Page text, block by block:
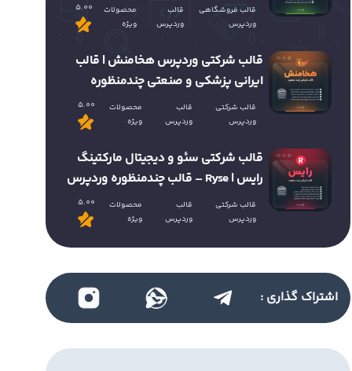
قالب فروشگاهی
وردپرس
قالب
وردپرس
محصولات
ویژه
5.00
قالب شرکتی وردپرس هخامنش | قالب
ایرانی پزشکی و صنعتی چندمنظوره
قالب شرکتی
وردپرس
قالب
وردپرس
محصولات
ویژه
5.00
قالب شرکتی سئو و دیجیتال مارکتینگ
رایس | Ryse – قالب چندمنظوره وردپرس
قالب شرکتی
وردپرس
قالب
وردپرس
محصولات
ویژه
5.00
اشتراک گذاری :